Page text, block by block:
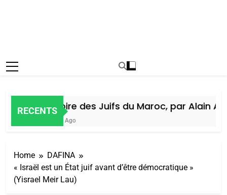
RECENTS
Histoire des Juifs du Maroc, par Alain
5 Jours Ago
Home
DAFINA
« Israël est un État juif avant d’être démocratique »
(Yisrael Meir Lau)